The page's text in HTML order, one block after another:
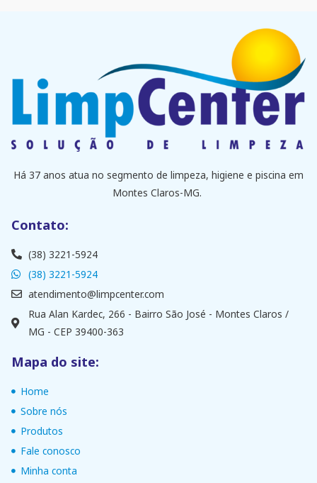
Há 37 anos atua no segmento de limpeza, higiene e piscina em
Montes Claros-MG.
Contato:
(38) 3221-5924
(38) 3221-5924
atendimento@limpcenter.com
Rua Alan Kardec, 266 - Bairro São José - Montes Claros /
MG - CEP 39400-363
Mapa do site:
Home
Sobre nós
Produtos
Fale conosco
Minha conta